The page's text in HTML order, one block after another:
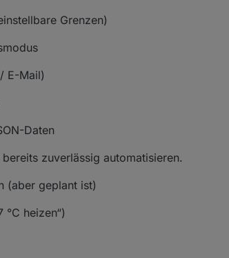
Grenzen)
E-Mail)
Daten
zuverlässig automatisieren.
(aber geplant ist)
heizen“)